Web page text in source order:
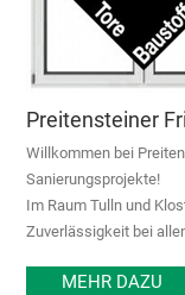
Preitensteiner
Willkommen bei
Sanierungsprojekte!
Im Raum Tulln und
Zuverlässigkeit bei
MEHR DAZU